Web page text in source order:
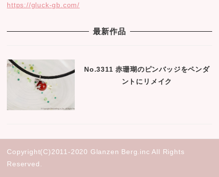
https://gluck-gb.com/
最新作品
No.3311 赤珊瑚のピンバッジをペンダ
ントにリメイク
Copyright(C)2011-2020 Glanzen Berg.inc All Rights
Reserved.